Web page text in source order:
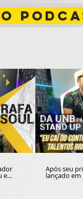
e
em
Após seu
lançado em
voltar aos